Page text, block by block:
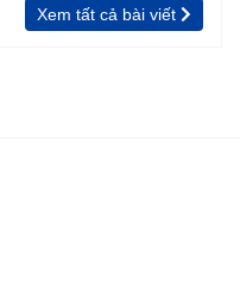
Xem tất cả bài viết